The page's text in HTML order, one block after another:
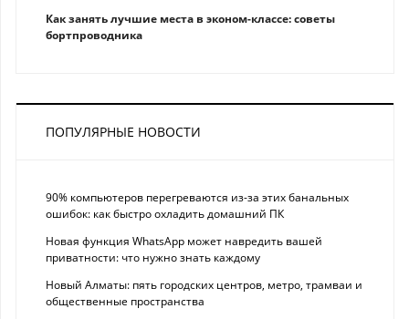
Как занять лучшие места в эконом-классе: советы
бортпроводника
ПОПУЛЯРНЫЕ НОВОСТИ
90% компьютеров перегреваются из-за этих банальных
ошибок: как быстро охладить домашний ПК
Новая функция WhatsApp может навредить вашей
приватности: что нужно знать каждому
Новый Алматы: пять городских центров, метро, трамваи и
общественные пространства